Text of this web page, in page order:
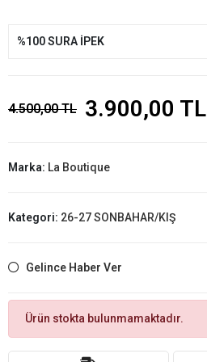
%100 SURA İPEK
4.500,00 TL 3.900,00 TL
Marka: La Boutique
Kategori: 26-27 SONBAHAR/KIŞ
Gelince Haber Ver
Ürün stokta bulunmamaktadır.